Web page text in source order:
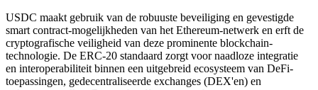
USDC maakt gebruik van de robuuste beveiliging en gevestigde
smart contract-mogelijkheden van het Ethereum-netwerk en erft de
cryptografische veiligheid van deze prominente blockchain-
technologie. De ERC-20 standaard zorgt voor naadloze integratie
en interoperabiliteit binnen een uitgebreid ecosysteem van DeFi-
toepassingen, gedecentraliseerde exchanges (DEX'en) en